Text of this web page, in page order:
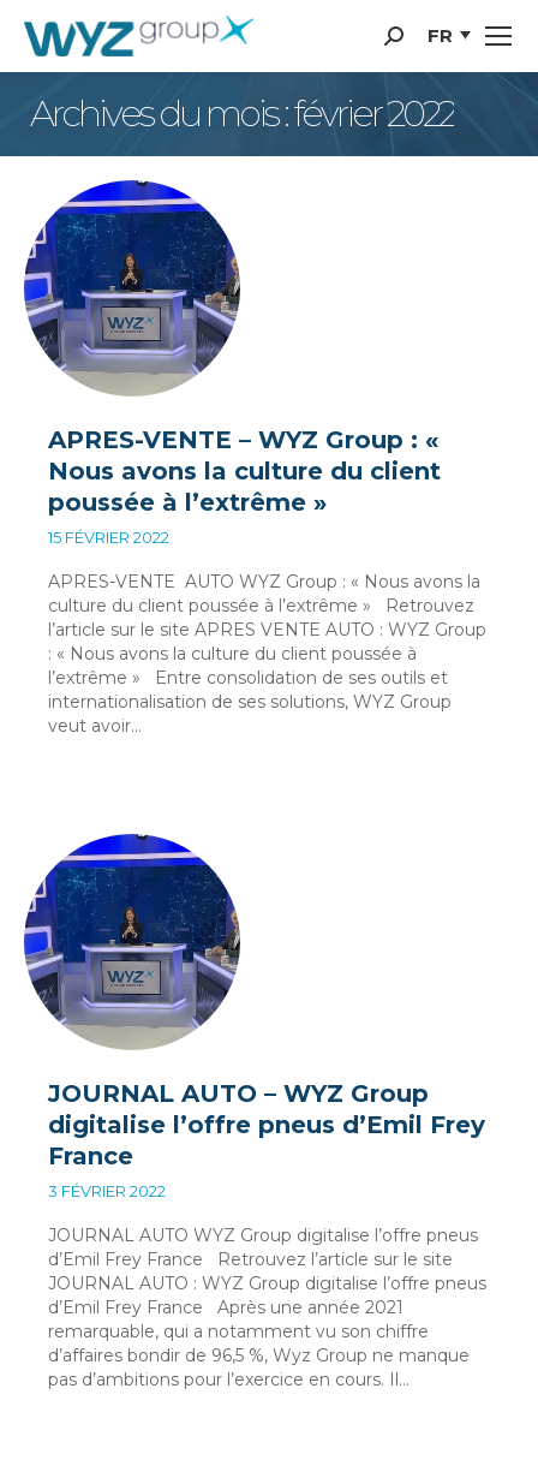
Recherche
:
FR
Archives du mois : février 2022
APRES-VENTE – WYZ Group : «
Nous avons la culture du client
poussée à l’extrême »
15 FÉVRIER 2022
APRES-VENTE AUTO WYZ Group : « Nous avons la
culture du client poussée à l’extrême » Retrouvez
l’article sur le site APRES VENTE AUTO : WYZ Group
: « Nous avons la culture du client poussée à
l’extrême » Entre consolidation de ses outils et
internationalisation de ses solutions, WYZ Group
veut avoir…
JOURNAL AUTO – WYZ Group
digitalise l’offre pneus d’Emil Frey
France
3 FÉVRIER 2022
JOURNAL AUTO WYZ Group digitalise l’offre pneus
d’Emil Frey France Retrouvez l’article sur le site
JOURNAL AUTO : WYZ Group digitalise l’offre pneus
d’Emil Frey France Après une année 2021
remarquable, qui a notamment vu son chiffre
d’affaires bondir de 96,5 %, Wyz Group ne manque
pas d’ambitions pour l’exercice en cours. Il…
Panneau de gestion des cookies